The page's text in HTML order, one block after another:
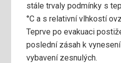
stále trvaly podmínky s
°C a s relativní vlhkostí
Teprve po evakuaci
poslední zásah k
vybavení zesnulých.